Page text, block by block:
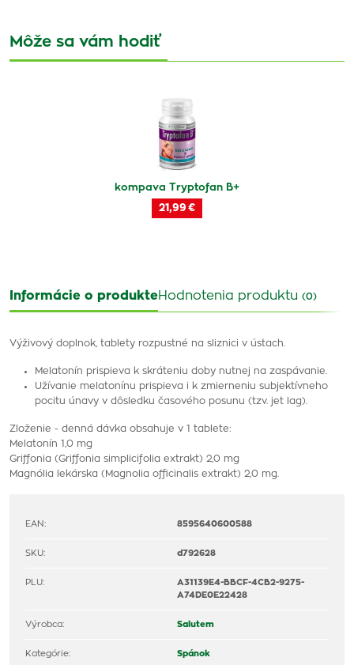
Môže sa vám hodiť
kompava Tryptofan B+
21,99 €
Informácie o produkteHodnotenia produktu (0)
Výživový doplnok, tablety rozpustné na sliznici v ústach.
Melatonín prispieva k skráteniu doby nutnej na zaspávanie.
Užívanie melatonínu prispieva i k zmierneniu subjektívneho
pocitu únavy v dôsledku časového posunu (tzv. jet lag).
Zloženie - denná dávka obsahuje v 1 tablete:
Melatonín 1,0 mg
Griffonia (Griffonia simplicifolia extrakt) 2,0 mg
Magnólia lekárska (Magnolia officinalis extrakt) 2,0 mg.
EAN: 8595640600588
SKU: d792628
PLU:
A31139E4-BBCF-4CB2-9275-
A74DE0E22428
Výrobca: Salutem
Kategórie: Spánok